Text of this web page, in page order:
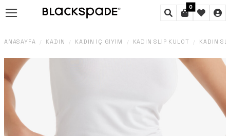
0
ANASAYFA / KADIN / KADIN İÇ GIYIM / KADIN SLIP KÜLOT / KADIN